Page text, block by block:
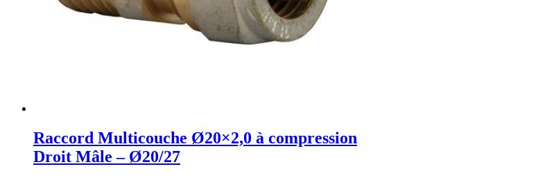
Raccord Multicouche Ø20×2,0 à compression
Droit Mâle – Ø20/27